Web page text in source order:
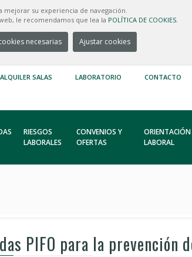
mejorar su experiencia de navegación.
le recomendamos que lea la POLÍTICA DE COOKIES.
necesarias Ajustar cookies
ALQUILER SALAS LABORATORIO CONTACTO
RIESGOS
LABORALES
CONVENIOS Y
OFERTAS
ORIENTACIÓN
LABORAL
PIFO para la prevención